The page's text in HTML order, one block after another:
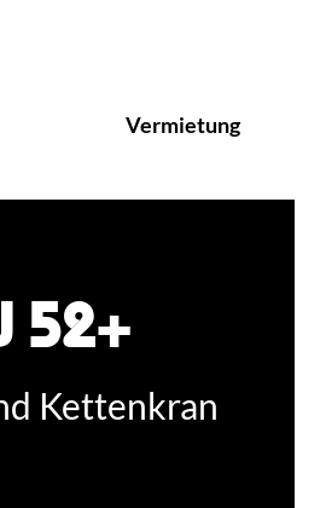
Vermietung
52+
Kettenkran